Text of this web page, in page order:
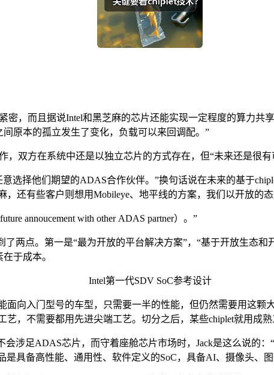
密，而且据说Intel和黑芝麻的芯片还能实现一定程度的算力
间原本的孤立发生了变化，负载可以来回调配。”
双方在系统中还是以独立芯片的方式存在，但“未来还是很有
选择他们期望的ADAS合作伙伴。”换句话说在未来的基于
还有些客户则想用Mobileye、地平线的方案，我们以开放的
annoucement with other ADAS partner）。”
两点。第一是“最为开放的平台解决方案”，“基于开放生态和
于成本。
Intel第一代SDV SoC参考设计
向入门型号的车型，只需要一半的性能，但仍然需要用这颗
，不需要都用先进尖端工艺。切分之后，某些chiplet就用成
会涉足ADAS芯片，而守着座舱芯片市场时，Jack是这么说的
具备高性能、通用性、软件定义的SoC，具备AI、摄像头、